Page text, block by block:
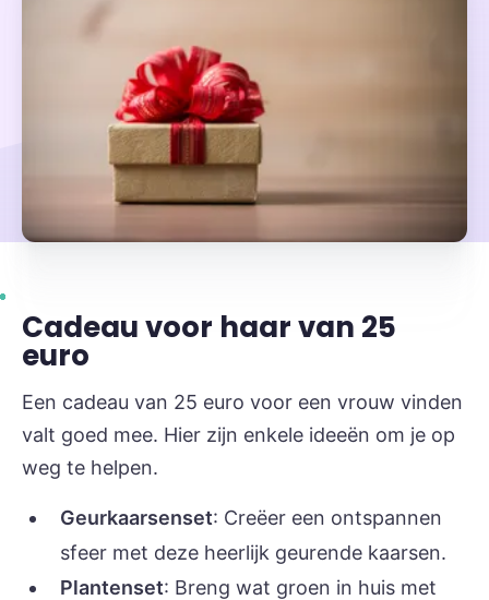
Cadeau voor haar van 25
euro
Een cadeau van 25 euro voor een vrouw vinden
valt goed mee. Hier zijn enkele ideeën om je op
weg te helpen.
Geurkaarsenset: Creëer een ontspannen
sfeer met deze heerlijk geurende kaarsen.
Plantenset: Breng wat groen in huis met